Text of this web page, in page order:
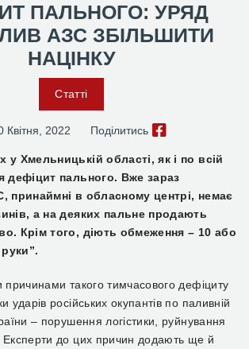
ПАЛЬНОГО: УРЯД
АЗС ЗБІЛЬШИТИ
НАЦІНКУ
Статті
Квітня, 2022 Поділитись
у Хмельницькій області, як і по всій
дефіцит пального. Вже зараз
принаймні в обласному центрі, немає
ів, а на деяких пальне продають
Крім того, діють обмеження – 10 або
причинами такого тимчасового дефіциту
ударів російських окупантів по паливній
– порушення логістики, руйнування
до цих причин додають ще й